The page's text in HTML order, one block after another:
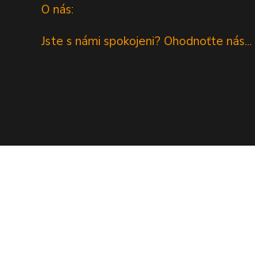
O nás:
Jste s námi spokojeni? Ohodnoťte nás...